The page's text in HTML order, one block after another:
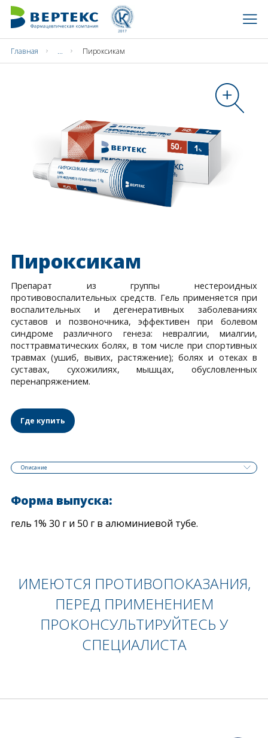
Главная ... Пироксикам
Пироксикам
Препарат из группы нестероидных
противовоспалительных средств. Гель применяется при
воспалительных и дегенеративных заболеваниях
суставов и позвоночника, эффективен при болевом
синдроме различного генеза: невралгии, миалгии,
посттравматических болях, в том числе при спортивных
травмах (ушиб, вывих, растяжение); болях и отеках в
суставах, сухожилиях, мышцах, обусловленных
перенапряжением.
Где купить
Описание
Форма выпуска:
гель 1% 30 г и 50 г в алюминиевой тубе.
ИМЕЮТСЯ ПРОТИВОПОКАЗАНИЯ,
ПЕРЕД ПРИМЕНЕНИЕМ
ПРОКОНСУЛЬТИРУЙТЕСЬ У
СПЕЦИАЛИСТА